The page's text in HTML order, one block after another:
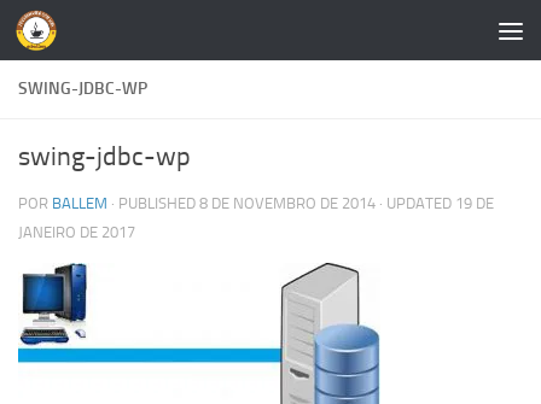
Skip to content
SWING-JDBC-WP
swing-jdbc-wp
POR BALLEM · PUBLISHED 8 DE NOVEMBRO DE 2014 · UPDATED 19 DE
JANEIRO DE 2017